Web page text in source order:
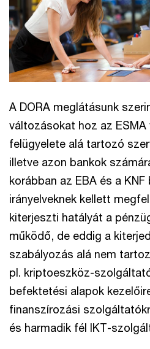
A DORA meglátásunk
változásokat hoz az ESMA
felügyelete alá tartozó
illetve azon bankok
korábban az EBA és a
irányelveknek kellett
kiterjeszti hatályát a
működő, de eddig a
szabályozás alá nem
pl. kriptoeszköz-
befektetési alapok
finanszírozási
és harmadik fél IKT-